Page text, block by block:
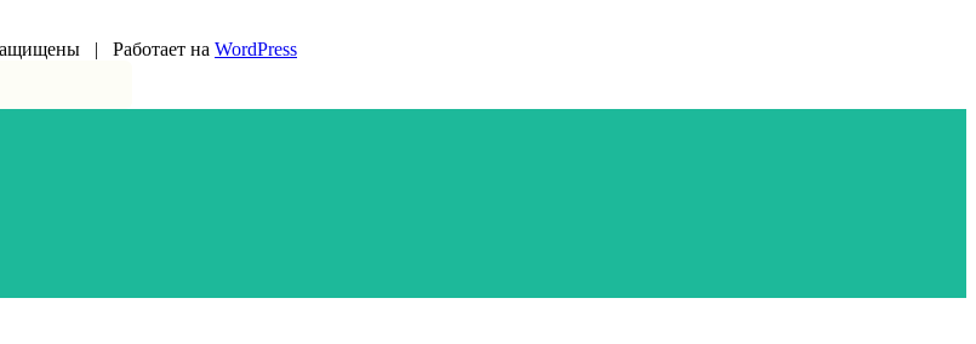
| Работает на WordPress